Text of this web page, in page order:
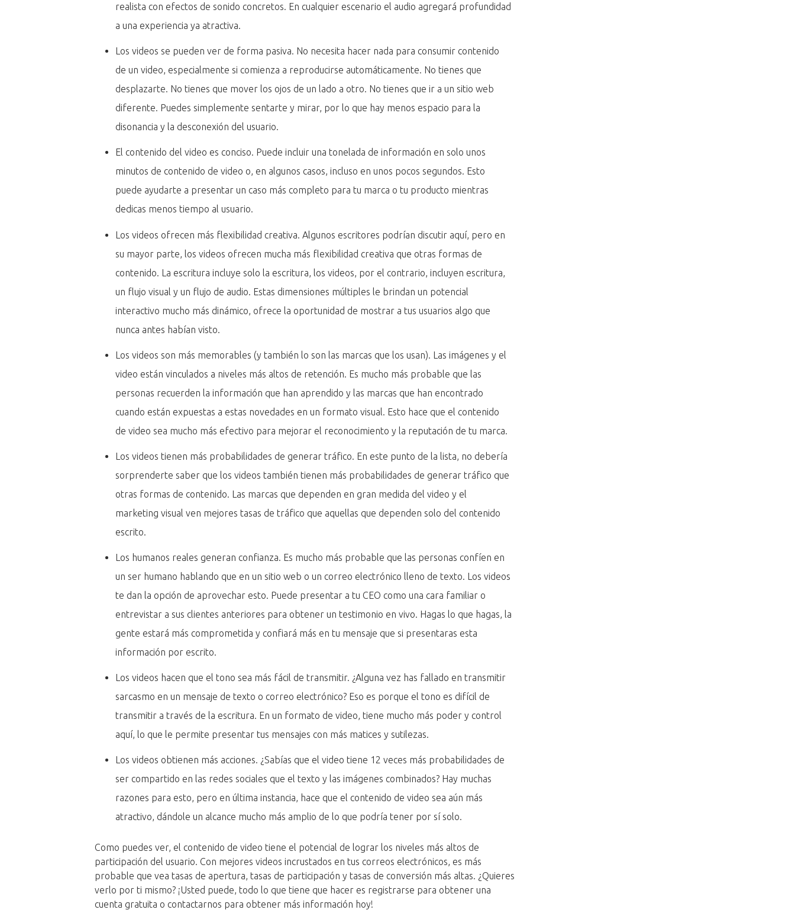
realista con efectos de sonido concretos. En cualquier escenario el audio agregará profundidad
a una experiencia ya atractiva.
Los videos se pueden ver de forma pasiva. No necesita hacer nada para consumir contenido
de un video, especialmente si comienza a reproducirse automáticamente. No tienes que
desplazarte. No tienes que mover los ojos de un lado a otro. No tienes que ir a un sitio web
diferente. Puedes simplemente sentarte y mirar, por lo que hay menos espacio para la
disonancia y la desconexión del usuario.
El contenido del video es conciso. Puede incluir una tonelada de información en solo unos
minutos de contenido de video o, en algunos casos, incluso en unos pocos segundos. Esto
puede ayudarte a presentar un caso más completo para tu marca o tu producto mientras
dedicas menos tiempo al usuario.
Los videos ofrecen más flexibilidad creativa. Algunos escritores podrían discutir aquí, pero en
su mayor parte, los videos ofrecen mucha más flexibilidad creativa que otras formas de
contenido. La escritura incluye solo la escritura, los videos, por el contrario, incluyen escritura,
un flujo visual y un flujo de audio. Estas dimensiones múltiples le brindan un potencial
interactivo mucho más dinámico, ofrece la oportunidad de mostrar a tus usuarios algo que
nunca antes habían visto.
Los videos son más memorables (y también lo son las marcas que los usan). Las imágenes y el
video están vinculados a niveles más altos de retención. Es mucho más probable que las
personas recuerden la información que han aprendido y las marcas que han encontrado
cuando están expuestas a estas novedades en un formato visual. Esto hace que el contenido
de video sea mucho más efectivo para mejorar el reconocimiento y la reputación de tu marca.
Los videos tienen más probabilidades de generar tráfico. En este punto de la lista, no debería
sorprenderte saber que los videos también tienen más probabilidades de generar tráfico que
otras formas de contenido. Las marcas que dependen en gran medida del video y el
marketing visual ven mejores tasas de tráfico que aquellas que dependen solo del contenido
escrito.
Los humanos reales generan confianza. Es mucho más probable que las personas confíen en
un ser humano hablando que en un sitio web o un correo electrónico lleno de texto. Los videos
te dan la opción de aprovechar esto. Puede presentar a tu CEO como una cara familiar o
entrevistar a sus clientes anteriores para obtener un testimonio en vivo. Hagas lo que hagas, la
gente estará más comprometida y confiará más en tu mensaje que si presentaras esta
información por escrito.
Los videos hacen que el tono sea más fácil de transmitir. ¿Alguna vez has fallado en transmitir
sarcasmo en un mensaje de texto o correo electrónico? Eso es porque el tono es difícil de
transmitir a través de la escritura. En un formato de video, tiene mucho más poder y control
aquí, lo que le permite presentar tus mensajes con más matices y sutilezas.
Los videos obtienen más acciones. ¿Sabías que el video tiene 12 veces más probabilidades de
ser compartido en las redes sociales que el texto y las imágenes combinados? Hay muchas
razones para esto, pero en última instancia, hace que el contenido de video sea aún más
atractivo, dándole un alcance mucho más amplio de lo que podría tener por sí solo.
Como puedes ver, el contenido de video tiene el potencial de lograr los niveles más altos de
participación del usuario. Con mejores videos incrustados en tus correos electrónicos, es más
probable que vea tasas de apertura, tasas de participación y tasas de conversión más altas. ¿Quieres
verlo por ti mismo? ¡Usted puede, todo lo que tiene que hacer es registrarse para obtener una
cuenta gratuita o contactarnos para obtener más información hoy!